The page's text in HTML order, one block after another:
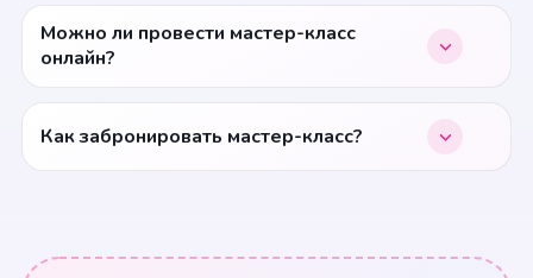
Можно ли провести мастер-класс
онлайн?
Как забронировать мастер-класс?